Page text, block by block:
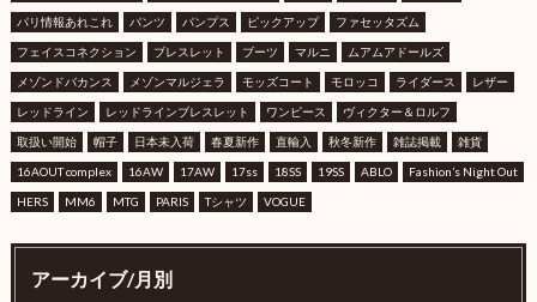
パリ情報あれこれ パンツ パンプス ピックアップ ファセッタズム
フェイスコネクション ブレスレット ブーツ マルニ ムアムアドールズ
メゾンドバカンス メゾンマルジェラ モッズコート モロッコ ライダース レザー
レッドライン レッドラインブレスレット ワンピース ヴィクター＆ロルフ
取扱い開始 帽子 日本未入荷 春夏新作 直輸入 秋冬新作 雑誌掲載 雑貨
16AOUT complex 16AW 17AW 17ss 18SS 19SS ABLO Fashion’s Night Out
HERS MM6 MTG PARIS Tシャツ VOGUE
アーカイブ/月別